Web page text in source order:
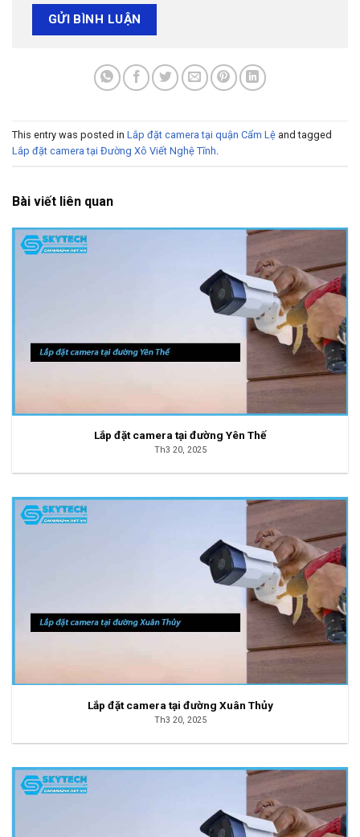
This entry was posted in Lắp đặt camera tại quận Cẩm Lệ and tagged
Lắp đặt camera tại Đường Xô Viết Nghệ Tĩnh
Bài viết liên quan
Lắp đặt camera tại đường Yên Thế
Th3 20, 2025
Lắp đặt camera tại đường Xuân Thủy
Th3 20, 2025